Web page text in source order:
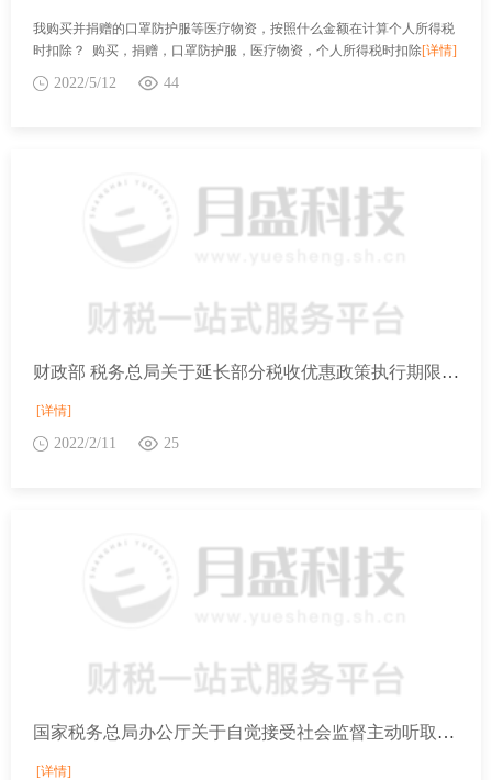
我购买并捐赠的口罩防护服等医疗物资，按照什么金额在计算个人所得税
时扣除？ 购买，捐赠，口罩防护服，医疗物资，个人所得税时扣除[详情]
2022/5/12 44
财政部 税务总局关于延长部分税收优惠政策执行期限的公告
[详情]
2022/2/11 25
国家税务总局办公厅关于自觉接受社会监督主动听取意见建议 助力新的组合式税费支持政策落准落好工作的通知(税总办纳服发〔2022〕42号)
[详情]